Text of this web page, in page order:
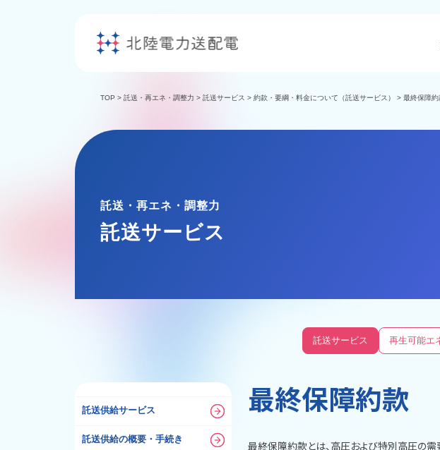
TOP > 託送・再エネ・調整力 > 託送サービス > 約款・要綱・料金について（託送サービス） > 最終保障約
託送・再エネ・調整力
託送サービス
託送サービス 再生可能エ
託送供給サービス
託送供給の概要・手続き
最終保障約款
最終保障約款とは、高圧および特別高圧の